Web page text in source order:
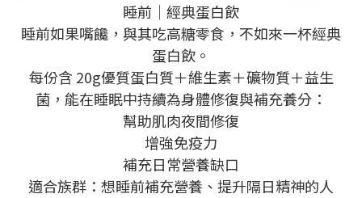
睡前｜經典蛋白飲
睡前如果嘴饞，與其吃高糖零食，不如來一杯經典
蛋白飲。
每份含 20g優質蛋白質＋維生素＋礦物質＋益生
菌，能在睡眠中持續為身體修復與補充養分：
幫助肌肉夜間修復
增強免疫力
補充日常營養缺口
適合族群：想睡前補充營養、提升隔日精神的人